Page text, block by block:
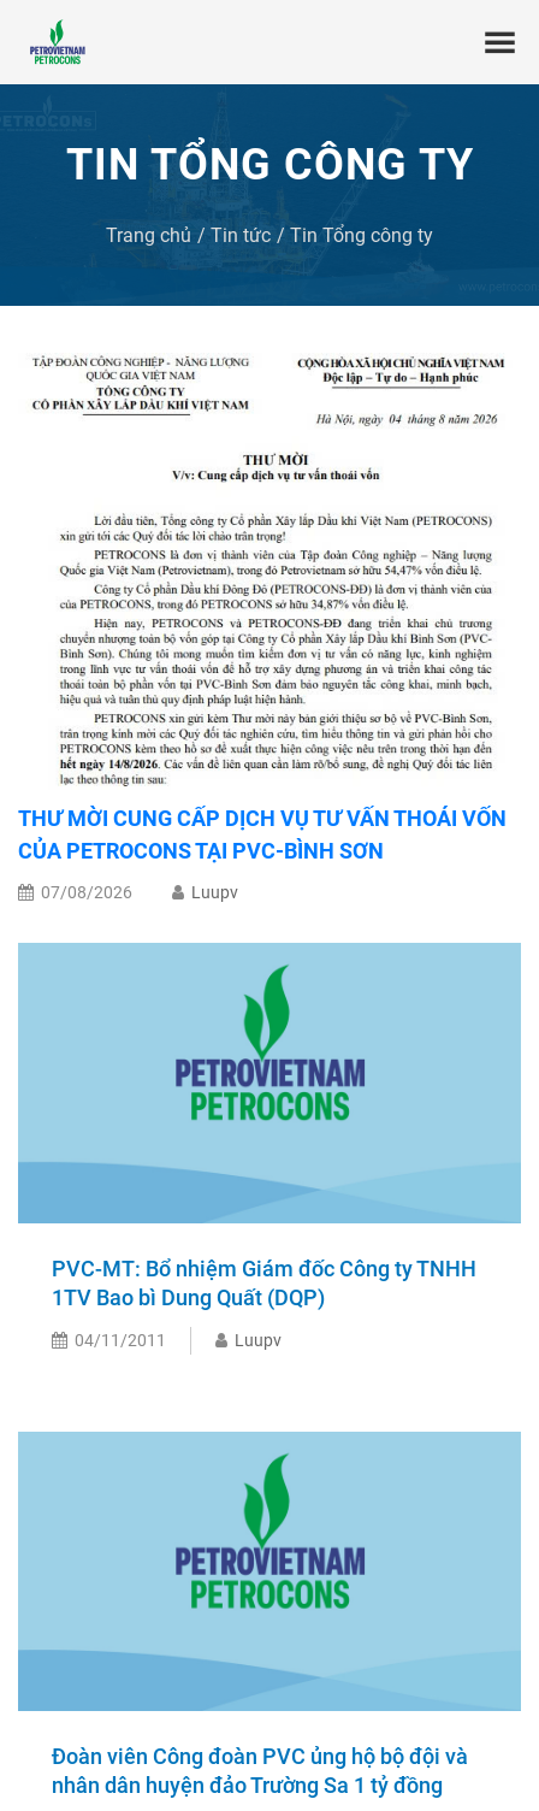
TIN TỔNG CÔNG TY
Trang chủ Tin tức Tin Tổng công ty
THƯ MỜI CUNG CẤP DỊCH VỤ TƯ VẤN THOÁI VỐN
CỦA PETROCONS TẠI PVC-BÌNH SƠN
07/08/2026 Luupv
PVC-MT: Bổ nhiệm Giám đốc Công ty TNHH
1TV Bao bì Dung Quất (DQP)
04/11/2011 Luupv
Đoàn viên Công đoàn PVC ủng hộ bộ đội và
nhân dân huyện đảo Trường Sa 1 tỷ đồng